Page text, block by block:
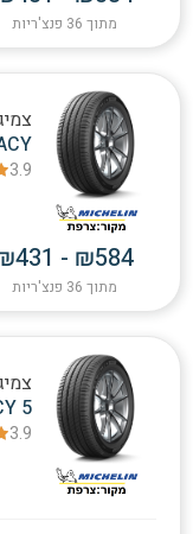
מתוך 36 פנצ'ריות
3.9
- ₪584
מתוך 36 פנצ'ריות
5
3.9